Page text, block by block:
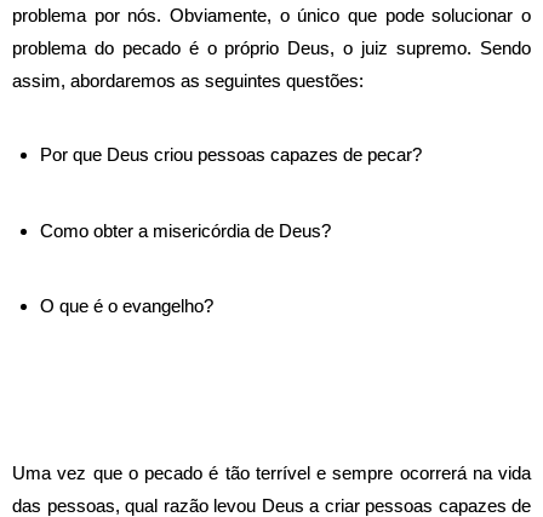
problema por nós. Obviamente, o único que pode solucionar o
problema do pecado é o próprio Deus, o juiz supremo. Sendo
assim, abordaremos as seguintes questões:
Por que Deus criou pessoas capazes de pecar?
Como obter a misericórdia de Deus?
O que é o evangelho?
Uma vez que o pecado é tão terrível e sempre ocorrerá na vida
das pessoas, qual razão levou Deus a criar pessoas capazes de